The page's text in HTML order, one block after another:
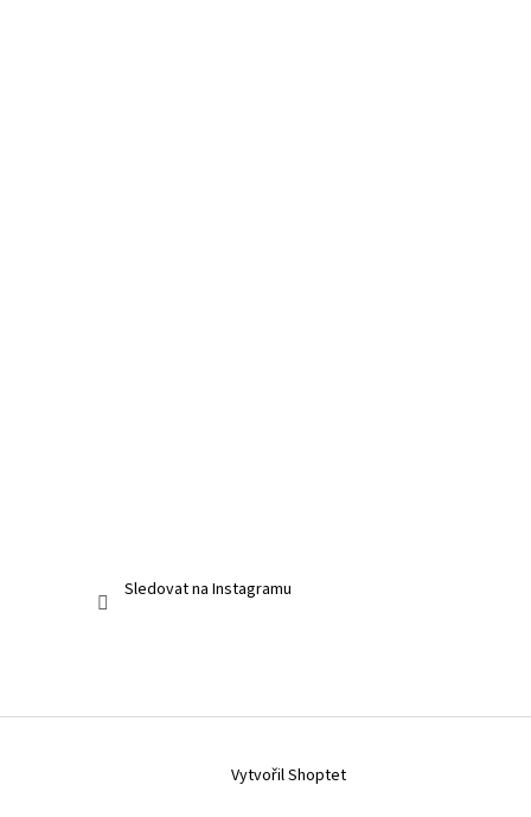
Sledovat na Instagramu
Vytvořil Shoptet